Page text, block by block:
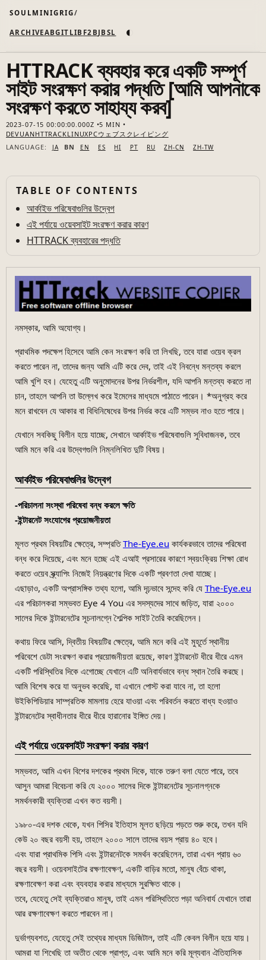
SOULMINIGRIG
ARCHIVEABGIT LIB F2B JB SL ◐
HTTRACK ব্যবহার করে একটি সম্পূর্ণ
সাইট সংরক্ষণ করার পদ্ধতি [আমি আপনাকে
সংরক্ষণ করতে সাহায্য করব]
2023-07-15 00:00:00.000Z
5 MIN
DEVUANHTTRACKLINUXPCウェブスクレイピング
LANGUAGE:
JA BN EN ES HI PT RU ZH-CN ZH-TW
TABLE OF CONTENTS
আর্কাইভ পরিষেবাগুলির উদ্বেগ
এই পর্যায়ে ওয়েবসাইট সংরক্ষণ করার কারণ
HTTRACK ব্যবহারের পদ্ধতি
নমস্কার, আমি অযোগ্য।
প্রাথমিক পদক্ষেপ হিসেবে আমি কেন সংরক্ষণ করি তা লিখছি, তবে যারা ওয়েব ক্রল
করতে পারেন না, তাদের জন্য আমি এটি করে দেব, তাই এই নিবন্ধে মন্তব্য করলে
আমি খুশি হব। যেহেতু এটি অনুমোদনের উপর নির্ভরশীল, যদি আপনি মন্তব্য করতে না
চান, তাহলে আপনি তা উল্লেখ করে ইমেলের মাধ্যমে পাঠাতে পারেন। *অনুগ্রহ করে
মনে রাখবেন যে আকার বা বিধিনিষেধের উপর নির্ভর করে এটি সম্ভব নাও হতে পারে।
যেখানে সবকিছু বিলীন হয়ে যাচ্ছে, সেখানে আর্কাইভ পরিষেবাগুলি সুবিধাজনক, তবে
আমি মনে করি এর উদ্বেগগুলি নিম্নলিখিত দুটি বিষয়।
আর্কাইভ পরিষেবাগুলির উদ্বেগ
-পরিচালনা সংস্থা পরিষেবা বন্ধ করলে ক্ষতি
-ইন্টারনেট সংযোগের প্রয়োজনীয়তা
মূলত প্রথম বিষয়টির ক্ষেত্রে, সম্প্রতিThe-Eye.eu কার্যকরভাবে তাদের পরিষেবা
বন্ধ করে দিয়েছে, এবং মনে হচ্ছে এই এআই প্রসারের কারণে স্বয়ংক্রিয় শিক্ষা রোধ
করতে ওয়েব স্ক্র্যাপিং নিজেই নিয়ন্ত্রণের দিকে একটি প্রবণতা দেখা যাচ্ছে।
এছাড়াও, একটি অপ্রাসঙ্গিক তথ্য হলো, আমি দৃঢ়ভাবে সন্দেহ করি যে The-Eye.eu
এর পরিচালকরা সম্ভবত Eye 4 You এর সদস্যদের সাথে জড়িত, যারা ২০০০
সালের দিকে ইন্টারনেটের সূচনালগ্নে শৈল্পিক সাইট তৈরি করেছিলেন।
কথায় ফিরে আসি, দ্বিতীয় বিষয়টির ক্ষেত্রে, আমি মনে করি এই মুহূর্তে স্থানীয়
পরিবেশে ডেটা সংরক্ষণ করার প্রয়োজনীয়তা রয়েছে, কারণ ইন্টারনেট ধীরে ধীরে এমন
একটি পরিস্থিতির দিকে এগোচ্ছে যেখানে এটি অনিবার্যভাবে বন্ধ স্থান তৈরি করছে।
আমি বিশেষ করে যা অনুভব করেছি, যা এখানে পোস্ট করা যাবে না, তা হলো
উইকিপিডিয়ার সাম্প্রতিক মামলায় হেরে যাওয়া এবং পরিবর্তন করতে বাধ্য হওয়াও
ইন্টারনেটের স্বাধীনতার ধীরে ধীরে হারানোর ইঙ্গিত দেয়।
এই পর্যায়ে ওয়েবসাইট সংরক্ষণ করার কারণ
সম্ভবত, আমি এখন বিশের দশকের প্রথম দিকে, যাকে তরুণ বলা যেতে পারে, তবে
আসুন আমরা বিবেচনা করি যে ২০০০ সালের দিকে ইন্টারনেটের সূচনালগ্নকে
সমর্থনকারী ব্যক্তিরা এখন কত বয়সী।
১৯৮০-এর দশক থেকে, যখন পিসির ইতিহাস মূলত ছড়িয়ে পড়তে শুরু করে, তখন যদি
কেউ ২০ বছর বয়সী হয়, তাহলে ২০০০ সালে তাদের বয়স প্রায় ৪০ হবে।
এবং যারা প্রাথমিক পিসি এবং ইন্টারনেটকে সমর্থন করেছিলেন, তারা এখন প্রায় ৬০
বছর বয়সী। ওয়েবসাইটের রক্ষণাবেক্ষণ, একটি বাড়ির মতো, মানুষ বেঁচে থাকা,
রক্ষণাবেক্ষণ করা এবং ব্যবহার করার মাধ্যমে সুরক্ষিত থাকে।
তবে, যেহেতু সেই ব্যক্তিরাও মানুষ, তাই এমন পরিস্থিতিতে পড়া অনিবার্য যেখানে তারা
আর রক্ষণাবেক্ষণ করতে পারবেন না।
দুর্ভাগ্যবশত, যেহেতু সেই তথ্যের মাধ্যম ডিজিটাল, তাই এটি কেবল বিলীন হয়ে যায়।
আমরা যা শিখেছি তা অতীত থেকে প্রাপ্ত, এবং আমি মনে করি মূল্যবান ঐতিহাসিক